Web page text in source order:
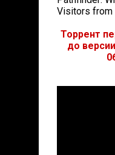
Visitors from
Торрент
до